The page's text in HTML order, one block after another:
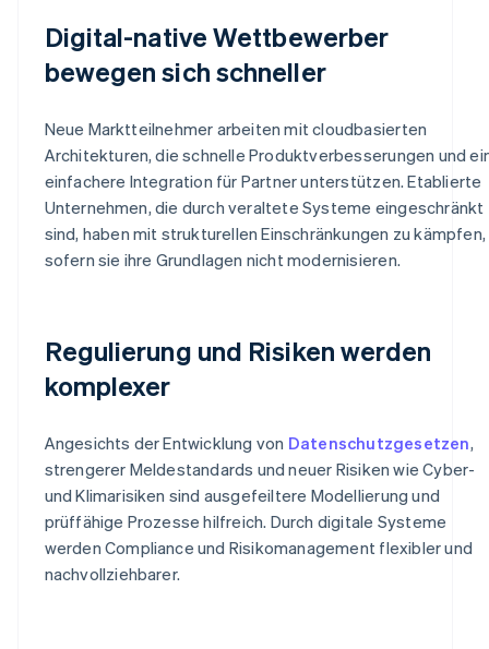
Digital-native Wettbewerber
bewegen sich schneller
Neue Marktteilnehmer arbeiten mit cloudbasierten
Architekturen, die schnelle Produktverbesserungen und
einfachere Integration für Partner unterstützen. Etablierte
Unternehmen, die durch veraltete Systeme eingeschränkt
sind, haben mit strukturellen Einschränkungen zu kämpfen,
sofern sie ihre Grundlagen nicht modernisieren.
Regulierung und Risiken werden
komplexer
Angesichts der Entwicklung von Datenschutzgesetzen,
strengerer Meldestandards und neuer Risiken wie Cyber-
und Klimarisiken sind ausgefeiltere Modellierung und
prüffähige Prozesse hilfreich. Durch digitale Systeme
werden Compliance und Risikomanagement flexibler und
nachvollziehbarer.